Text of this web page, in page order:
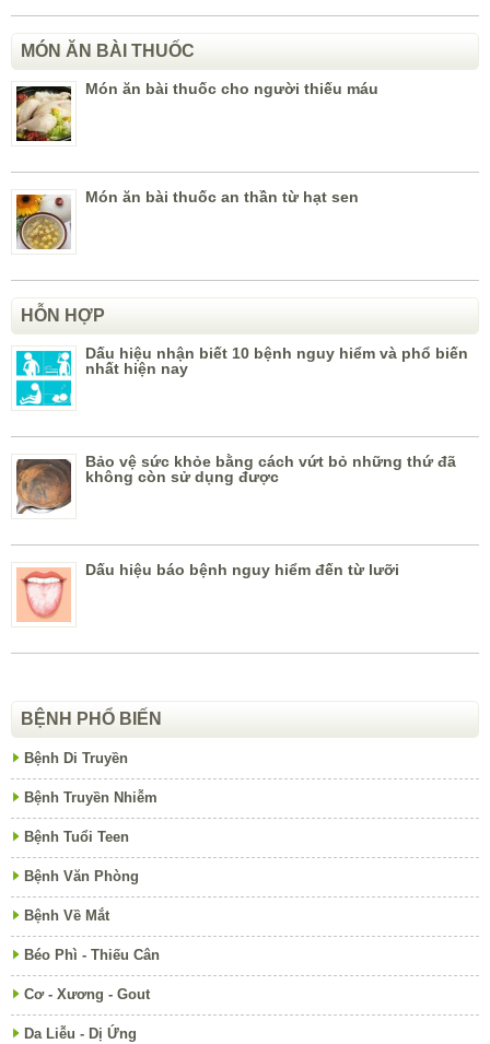
MÓN ĂN BÀI THUỐC
Món ăn bài thuốc cho người thiếu máu
Món ăn bài thuốc an thần từ hạt sen
HỖN HỢP
Dấu hiệu nhận biết 10 bệnh nguy hiểm và phổ biến
nhất hiện nay
Bảo vệ sức khỏe bằng cách vứt bỏ những thứ đã
không còn sử dụng được
Dấu hiệu báo bệnh nguy hiểm đến từ lưỡi
BỆNH PHỔ BIẾN
Bệnh Di Truyền
Bệnh Truyền Nhiễm
Bệnh Tuổi Teen
Bệnh Văn Phòng
Bệnh Về Mắt
Béo Phì - Thiếu Cân
Cơ - Xương - Gout
Da Liễu - Dị Ứng